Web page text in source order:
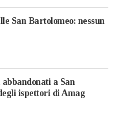
San Bartolomeo: nessun
a San
ispettori di Amag